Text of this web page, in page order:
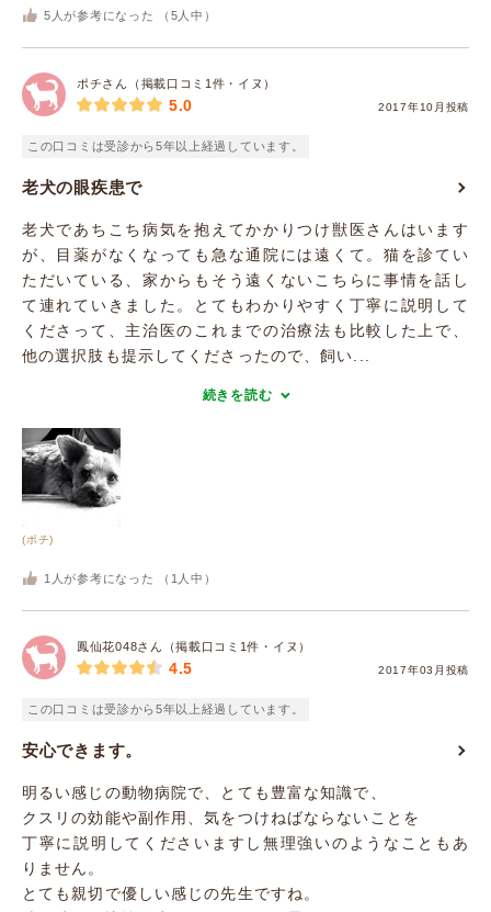
5 人が参考になった （ 5 人中）
ポチさん（掲載口コミ1件・イヌ）
2017年10月投稿
5.0
この口コミは受診から5年以上経過しています。
老犬の眼疾患で
老犬であちこち病気を抱えてかかりつけ獣医さんはいます
が、目薬がなくなっても急な通院には遠くて。猫を診てい
ただいている、家からもそう遠くないこちらに事情を話し
て連れていきました。とてもわかりやすく丁寧に説明して
くださって、主治医のこれまでの治療法も比較した上で、
他の選択肢も提示してくださったので、飼い...
続きを読む
(ポチ)
1 人が参考になった （ 1 人中）
鳳仙花048さん（掲載口コミ1件・イヌ）
2017年03月投稿
4.5
この口コミは受診から5年以上経過しています。
安心できます。
明るい感じの動物病院で、とても豊富な知識で、
クスリの効能や副作用、気をつけねばならないことを
丁寧に説明してくださいますし無理強いのようなこともあ
りません。
とても親切で優しい感じの先生ですね。